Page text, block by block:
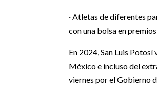
· Atletas de diferentes
con una bolsa en
En 2024, San Luis
México e incluso del
viernes por el Gobierno